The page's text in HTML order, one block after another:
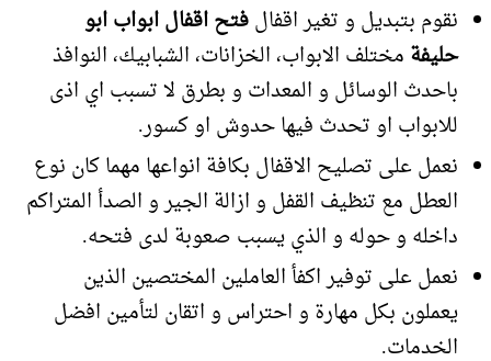
نقوم بتبديل و تغير اقفالفتح اقفال ابواب ابو
حليفة مختلف الابواب، الخزانات، الشبابيك، النوافذ
باحدث الوسائل و المعدات و بطرق لا تسبب اي اذى
للابواب او تحدث فيها حدوش او كسور.
نعمل على تصليح الاقفال بكافة انواعها مهما كان نوع
العطل مع تنظيف القفل و ازالة الجير و الصدأ المتراكم
داخله و حوله و الذي يسبب صعوبة لدى فتحه.
نعمل على توفير اكفأ العاملين المختصين الذين
يعملون بكل مهارة و احتراس و اتقان لتأمين افضل
الخدمات.